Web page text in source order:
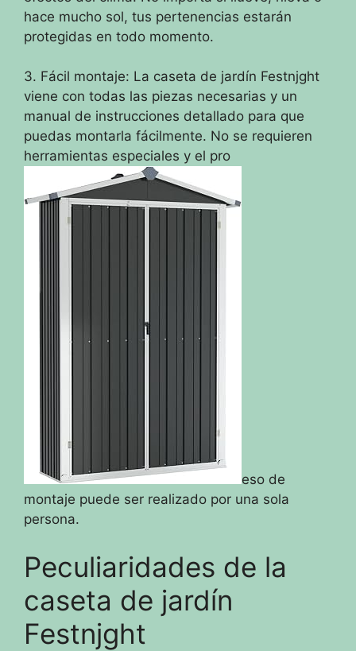
hace mucho sol, tus pertenencias estarán
protegidas en todo momento.
3. Fácil montaje: La caseta de jardín Festnjght
viene con todas las piezas necesarias y un
manual de instrucciones detallado para que
puedas montarla fácilmente. No se requieren
herramientas especiales y el pro
eso de
montaje puede ser realizado por una sola
persona.
Peculiaridades de la
caseta de jardín
Festnjght